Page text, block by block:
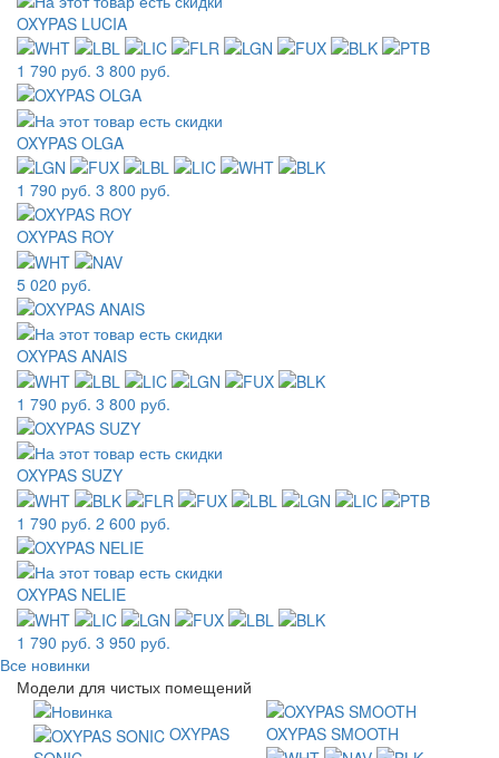
OXYPAS LUCIA
1 790 руб. 3 800 руб.
OXYPAS OLGA
1 790 руб. 3 800 руб.
OXYPAS ROY
5 020 руб.
OXYPAS ANAIS
1 790 руб. 3 800 руб.
OXYPAS SUZY
1 790 руб. 2 600 руб.
OXYPAS NELIE
1 790 руб. 3 950 руб.
Все новинки
Модели для чистых помещений
OXYPAS
OXYPAS SMOOTH